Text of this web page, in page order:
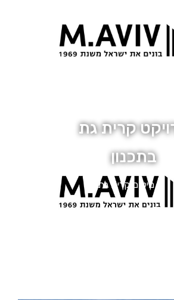
קרית גת
בתכנון
מיקום קרית גת
218 יחידות